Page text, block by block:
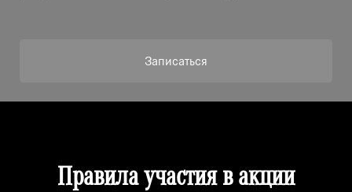
Записаться
Правила участия в акции